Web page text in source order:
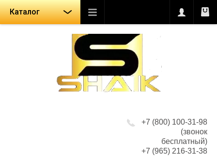
Каталог
+7 (800) 100-31-98
(звонок
бесплатный)
+7 (965) 216-31-38